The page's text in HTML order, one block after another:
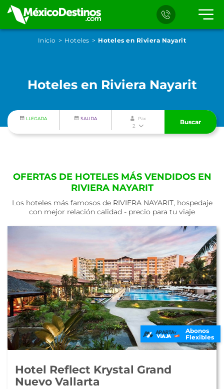
Inicio Hoteles Hoteles en Riviera Nayarit
Hoteles en Riviera Nayarit
LLEGADA SALIDA Pax
2
Buscar
OFERTAS DE HOTELES MÁS VENDIDOS EN
RIVIERA NAYARIT
Los hoteles más famosos de RIVIERA NAYARIT, hospedaje
con mejor relación calidad - precio para tu viaje
Abonos
Flexibles
Hotel Reflect Krystal Grand
Nuevo Vallarta